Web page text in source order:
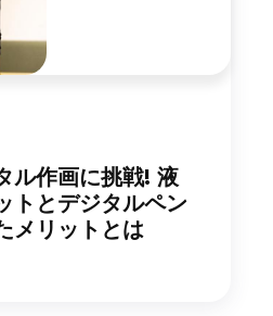
ル作画に挑戦! 液
トとデジタルペン
メリットとは